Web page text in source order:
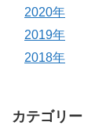
2020年
2019年
2018年
カテゴリー